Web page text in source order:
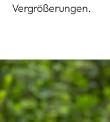
Vergrößerungen.